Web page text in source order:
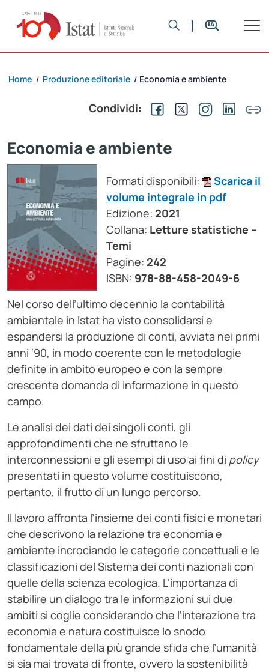
Home / Produzione editoriale / Economia e ambiente
Condividi:
Economia e ambiente
Formati disponibili:
Scarica il
volume integrale in pdf
Edizione: 2021
Collana: Letture statistiche –
Temi
Pagine: 242
ISBN: 978-88-458-2049-6
Nel corso dell’ultimo decennio la contabilità
ambientale in Istat ha visto consolidarsi e
espandersi la produzione di conti, avviata nei primi
anni ‘90, in modo coerente con le metodologie
definite in ambito europeo e con la sempre
crescente domanda di informazione in questo
campo.
Le analisi dei dati dei singoli conti, gli
approfondimenti che ne sfruttano le
interconnessioni e gli esempi di uso ai fini di policy
presentati in questo volume costituiscono,
pertanto, il frutto di un lungo percorso.
Il lavoro affronta l’insieme dei conti fisici e monetari
che descrivono la relazione tra economia e
ambiente incrociando le categorie concettuali e le
classificazioni del Sistema dei conti nazionali con
quelle della scienza ecologica. L’importanza di
stabilire un dialogo tra le informazioni sui due
ambiti si coglie considerando che l’interazione tra
economia e natura costituisce lo snodo
fondamentale della più grande sfida che l’umanità
si sia mai trovata di fronte, ovvero la sostenibilità